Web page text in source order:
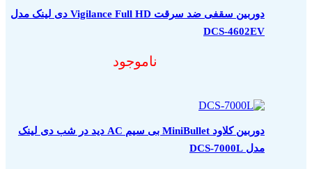
دوربین سقفی ضد سرقت Vigilance Full HD دی لینک مدل
DCS-4602EV
ناموجود
دوربین کلاود MiniBullet بی سیم AC دید در شب دی لینک
مدل DCS-7000L